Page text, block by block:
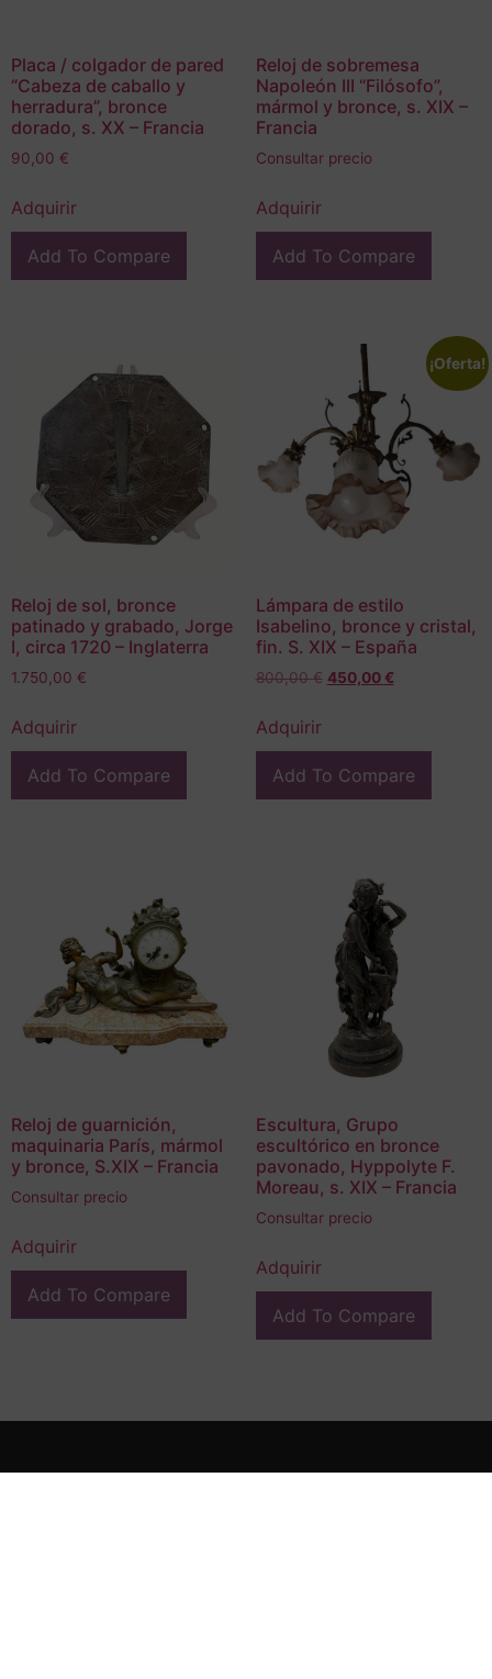
Placa / colgador de pared
“Cabeza de caballo y
herradura”, bronce
dorado, s. XX – Francia
90,00 €
Adquirir
Add To Compare
Reloj de sobremesa
Napoleón III “Filósofo”,
mármol y bronce, s. XIX –
Francia
Consultar precio
Adquirir
Add To Compare
Reloj de sol, bronce
patinado y grabado, Jorge
I, circa 1720 – Inglaterra
1.750,00 €
Adquirir
Add To Compare
¡Oferta!
Lámpara de estilo
Isabelino, bronce y cristal,
fin. S. XIX – España
800,00€ 450,00 €
Adquirir
Add To Compare
Reloj de guarnición,
maquinaria París, mármol
y bronce, S.XIX – Francia
Consultar precio
Adquirir
Add To Compare
Escultura, Grupo
escultórico en bronce
pavonado, Hyppolyte F.
Moreau, s. XIX – Francia
Consultar precio
Adquirir
Add To Compare